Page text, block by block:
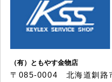
（有）ともやす金物店
〒085-0004 北海道釧路